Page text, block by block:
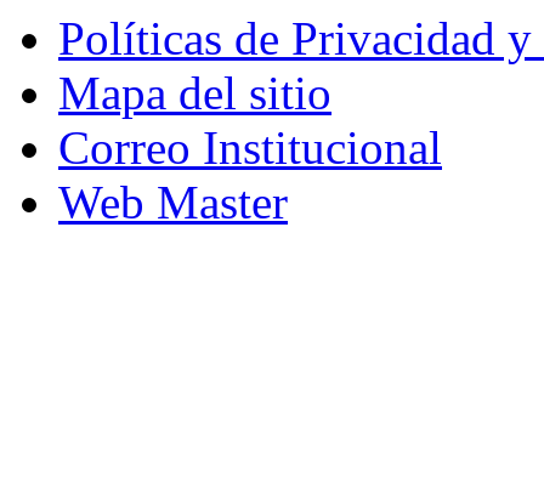
Políticas de Privacidad
Mapa del sitio
Correo Institucional
Web Master